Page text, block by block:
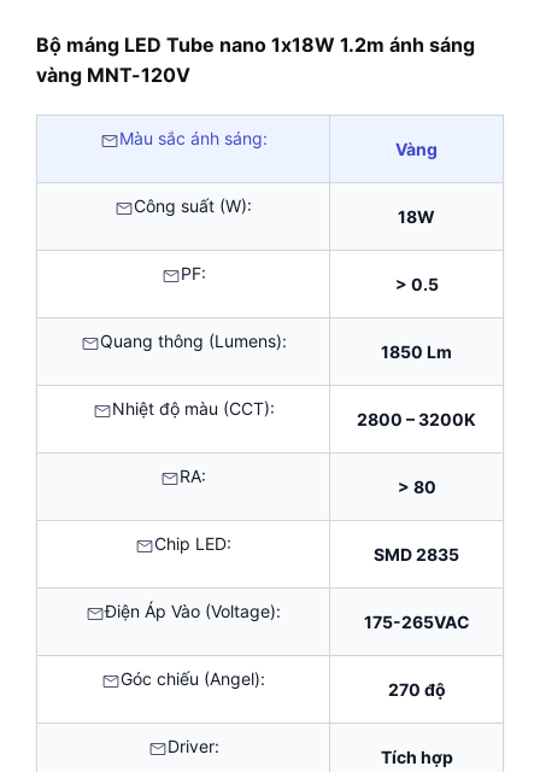
Bộ máng LED Tube nano 1x18W 1.2m ánh sáng
vàng MNT-120V
Màu sắc ánh sáng:
Vàng
Công suất (W):
18W
PF:
> 0.5
Quang thông (Lumens):
1850 Lm
Nhiệt độ màu (CCT):
2800 – 3200K
RA:
> 80
Chip LED:
SMD 2835
Điện Áp Vào (Voltage):
175-265VAC
Góc chiếu (Angel):
270 độ
Driver:
Tích hợp